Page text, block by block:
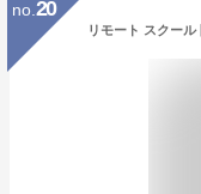
no. 20